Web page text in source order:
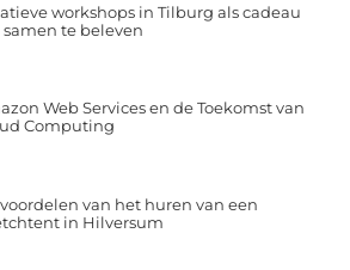
workshops in Tilburg als cadeau
te beleven
Web Services en de Toekomst van
Computing
van het huren van een
in Hilversum